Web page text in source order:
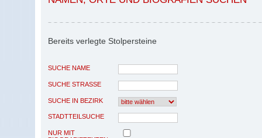
Bereits verlegte Stolpersteine
SUCHE NAME
SUCHE STRASSE
SUCHE IN BEZIRK
STADTTEILSUCHE
NUR MIT